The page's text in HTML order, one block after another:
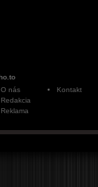
O nás
Redakcia
Reklama
Kontakt